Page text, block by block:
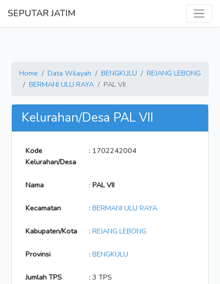
SEPUTAR JATIM
Home Data Wilayah BENGKULU
REJANG LEBONG
BERMANI ULU RAYA
PAL VII
Kelurahan/Desa PAL VII
Kode
Kelurahan/Desa
: 1702242004
Nama : PAL VII
Kecamatan : BERMANI ULU RAYA
Kabupaten/Kota : REJANG LEBONG
Provinsi : BENGKULU
Jumlah TPS : 3 TPS